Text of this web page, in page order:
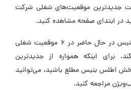
جدیدترین موقعیت‌های شغلی شرکت
در ابتدای صفحه مشاهده کنید.
شرکت پخش اطلس بنیس در حال حاضر در ۶ موقعیت شغلی
برای اینکه همواره از جدیدترین
اطلس بنیس مطلع باشید، می‌توانید
مراجعه کنید.